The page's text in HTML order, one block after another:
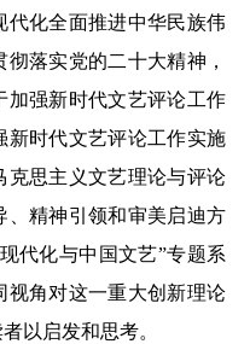
代化全面推进中华民族伟
落实党的二十大精神，
加强新时代文艺评论工作
新时代文艺评论工作实施
克思主义文艺理论与评论
、精神引领和审美启迪方
代化与中国文艺”专题系
视角对这一重大创新理论
以启发和思考。